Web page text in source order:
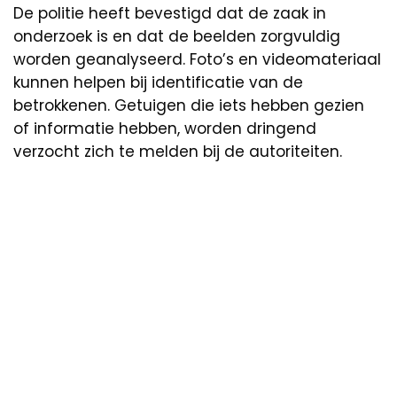
De politie heeft bevestigd dat de zaak in
onderzoek is en dat de beelden zorgvuldig
worden geanalyseerd. Foto’s en videomateriaal
kunnen helpen bij identificatie van de
betrokkenen. Getuigen die iets hebben gezien
of informatie hebben, worden dringend
verzocht zich te melden bij de autoriteiten.